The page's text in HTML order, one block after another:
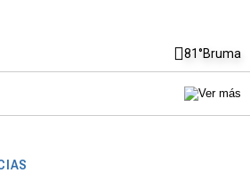
81°Bruma